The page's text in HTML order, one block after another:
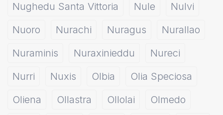
Nughedu Santa Vittoria
Nule
Nulvi
Nuoro
Nurachi Nuragus
Nurallao
Nuraminis
Nuraxinieddu
Nureci
Nurri
Nuxis Olbia
Olia Speciosa
Oliena
Ollastra Ollolai
Olmedo